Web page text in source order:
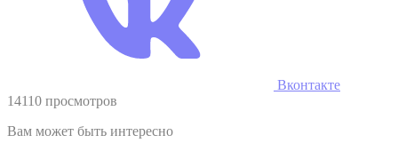
Вконтакте
14110 просмотров
Вам может быть интересно